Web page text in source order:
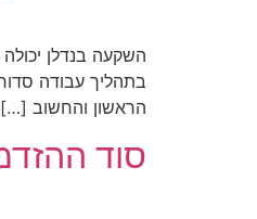
השקעה בנדלן
בתהליך עבודה
הראשון והחשוב […]
סוד